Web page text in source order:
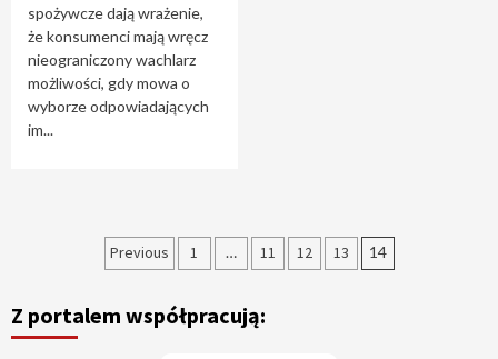
spożywcze dają wrażenie,
że konsumenci mają wręcz
nieograniczony wachlarz
możliwości, gdy mowa o
wyborze odpowiadających
im...
Nawigacja
wpisach
Previous 1 … 11 12 13 14
Z portalem współpracują: